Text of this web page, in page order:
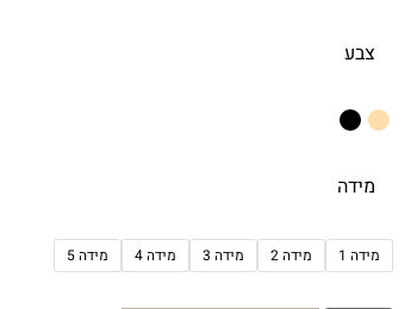
צבע
מידה
מידה 1 מידה 2 מידה 3 מידה 4 מידה 5